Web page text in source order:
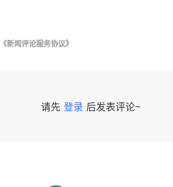
《新闻评论服务协议》
请先 登录 后发表评论~